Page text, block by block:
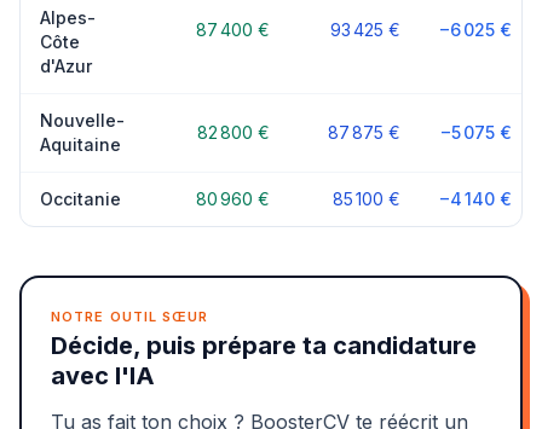
Alpes-
Côte
d'Azur
87 400 € 93 425 € −6 025 €
Nouvelle-
Aquitaine
82 800 € 87 875 € −5 075 €
Occitanie 80 960 € 85 100 € −4 140 €
NOTRE OUTIL SŒUR
Décide, puis prépare ta candidature
avec l'IA
Tu as fait ton choix ? BoosterCV te réécrit un